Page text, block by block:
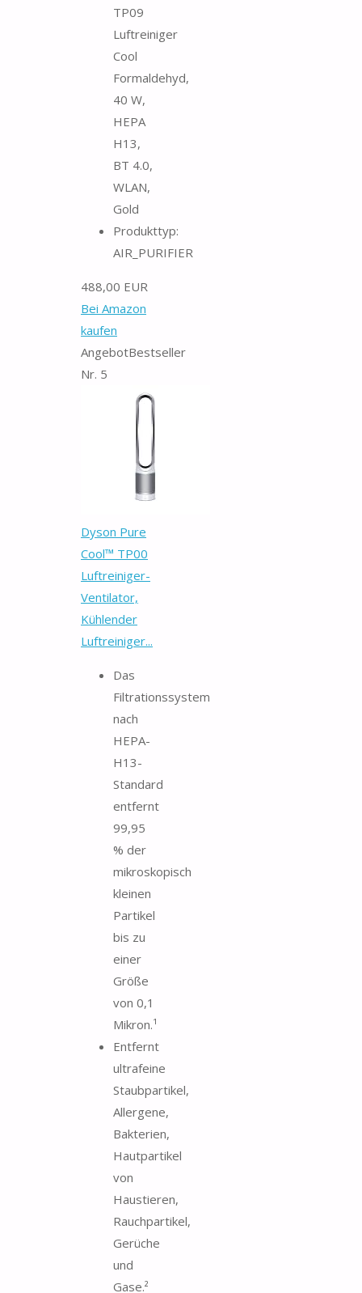
TP09
Luftreiniger
Cool
Formaldehyd,
40 W,
HEPA
H13,
BT 4.0,
WLAN,
Gold
Produkttyp:
AIR_PURIFIER
488,00 EUR
Bei Amazon
kaufen
AngebotBestseller
Nr. 5
Dyson Pure
Cool™ TP00
Luftreiniger-
Ventilator,
Kühlender
Luftreiniger...
Das
Filtrationssystem
nach
HEPA-
H13-
Standard
entfernt
99,95
% der
mikroskopisch
kleinen
Partikel
bis zu
einer
Größe
von 0,1
Mikron.¹
Entfernt
ultrafeine
Staubpartikel,
Allergene,
Bakterien,
Hautpartikel
von
Haustieren,
Rauchpartikel,
Gerüche
und
Gase.²